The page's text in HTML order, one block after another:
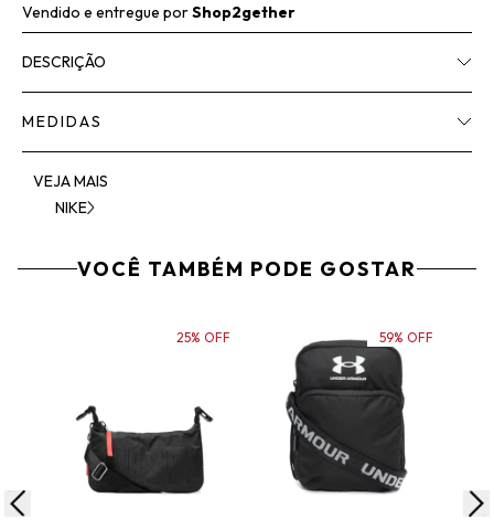
Vendido e entregue porShop2gether
DESCRIÇÃO
MEDIDAS
VEJA MAIS
NIKE
VOCÊ TAMBÉM PODE GOSTAR
25% OFF 59% OFF